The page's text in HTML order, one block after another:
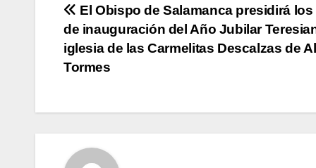
Navegación
de
entradas
El Obispo de Salamanca presidirá los
de inauguración del Año Jubilar
iglesia de las Carmelitas Descalzas de
Tormes